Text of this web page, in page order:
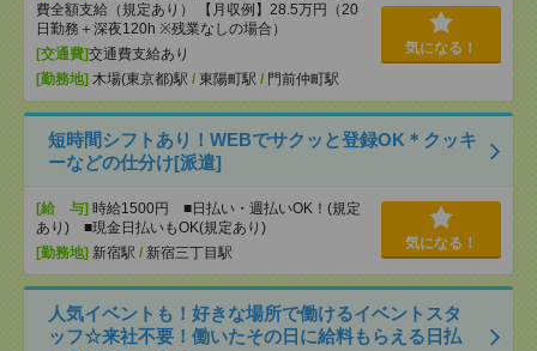
費全額支給（規定あり） 【月収例】28.5万円（20
日勤務＋深夜120h ※残業なしの場合）
[交通費]交通費支給あり
[勤務地] 木場(東京都)駅 / 東陽町駅 / 門前仲町駅
気になる！
短時間シフトあり！WEBでサクッと登録OK＊クッキ
ーなどの仕分け[派遣]
[給 与] 時給1500円 ■日払い・週払いOK！(規定
あり) ■現金日払いもOK(規定あり)
[勤務地] 新宿駅 / 新宿三丁目駅
気になる！
人気イベントも！好きな場所で働けるイベントスタ
ッフ☆来社不要！働いたその日に給料もらえる日払